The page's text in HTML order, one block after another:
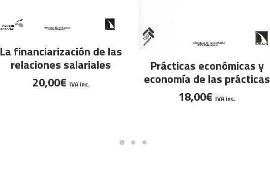
AÑADIR AL CARRITO
La financiarización de las
relaciones salariales
20,00€ IVA inc.
AÑADIR AL CARRITO
Prácticas económicas y
economía de las prácticas
18,00€ IVA inc.